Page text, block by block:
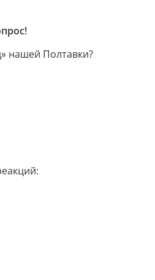
нашей Полтавки?